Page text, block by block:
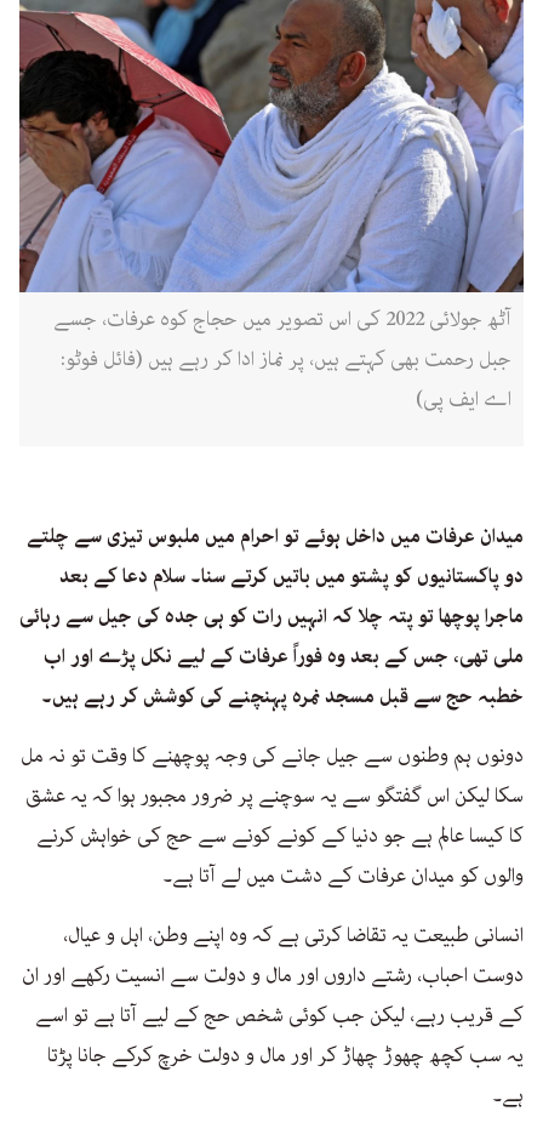
آٹھ جولائی 2022 کی اس تصویر میں حجاج کوہ عرفات، جسے
جبل رحمت بھی کہتے ہیں، پر نماز ادا کر رہے ہیں (فائل فوٹو:
اے ایف پی)
میدان عرفات میں داخل ہوئے تو احرام میں ملبوس تیزی سے چلتے
دو پاکستانیوں کو پشتو میں باتیں کرتے سنا۔ سلام دعا کے بعد
ماجرا پوچھا تو پتہ چلا کہ انہیں رات کو ہی جدہ کی جیل سے رہائی
ملی تھی، جس کے بعد وہ فوراً عرفات کے لیے نکل پڑے اور اب
خطبہ حج سے قبل مسجد نمرہ پہنچنے کی کوشش کر رہے ہیں۔
دونوں ہم وطنوں سے جیل جانے کی وجہ پوچھنے کا وقت تو نہ مل
سکا لیکن اس گفتگو سے یہ سوچنے پر ضرور مجبور ہوا کہ یہ عشق
کا کیسا عالم ہے جو دنیا کے کونے کونے سے حج کی خواہش کرنے
والوں کو میدان عرفات کے دشت میں لے آتا ہے۔
انسانی طبیعت یہ تقاضا کرتی ہے کہ وہ اپنے وطن، اہل و عیال،
دوست احباب، رشتے داروں اور مال و دولت سے انسیت رکھے اور ان
کے قریب رہے، لیکن جب کوئی شخص حج کے لیے آتا ہے تو اسے
یہ سب کچھ چھوڑ چھاڑ کر اور مال و دولت خرچ کرکے جانا پڑتا
ہے۔